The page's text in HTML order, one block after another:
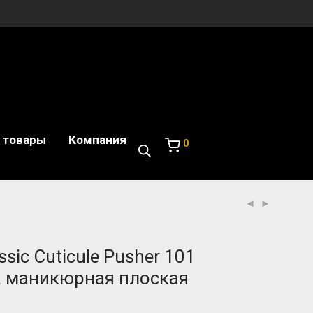
товары Компания 0
Cuticule Pusher 101
плоская